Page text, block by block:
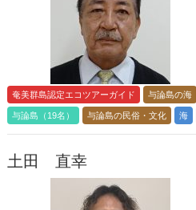
奄美群島認定エコツアーガイド 与論島の海
与論島（19名） 与論島の民俗・文化 海
土田 直幸